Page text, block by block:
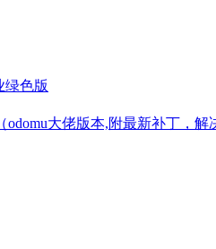
绿色版
odomu大佬版本,附最新补丁，解